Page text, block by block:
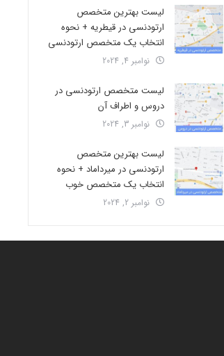
لیست بهترین متخصص
ارتودنسی در قیطریه + نحوه
انتخاب یک متخصص ارتودنسی
نوامبر 4, 2024
لیست متخصص ارتودنسی در
دروس و اطراف آن
نوامبر 3, 2024
لیست بهترین متخصص
ارتودنسی در میرداماد + نحوه
انتخاب یک متخصص خوب
نوامبر 2, 2024